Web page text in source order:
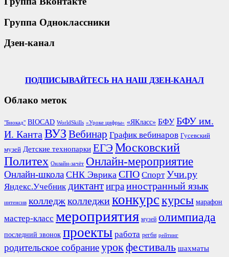
Группа Одноклассники
Дзен-канал
ПОДПИСЫВАЙТЕСЬ НА НАШ ДЗЕН-КАНАЛ
Облако меток
"Биокад" BIOCAD WorldSkills «Уроке цифры» «ЯКласс» БФУ БФУ им.
И. КантаВУЗ Вебинар График вебинаров Гусевский
музей Детские технопарки ЕГЭ Московский
Политех Онлайн-зачёт Онлайн-мероприятие
Онлайн-школа СНК Эврика СПО Спорт Учи.ру
Яндекс.Учебник диктантиграиностранный язык
интенсив колледжколледжиконкурскурсы марафон
мастер-класс мероприятия музей олимпиада
последний звонок проекты работа регби рейтинг
родительское собраниеурокфестиваль шахматы